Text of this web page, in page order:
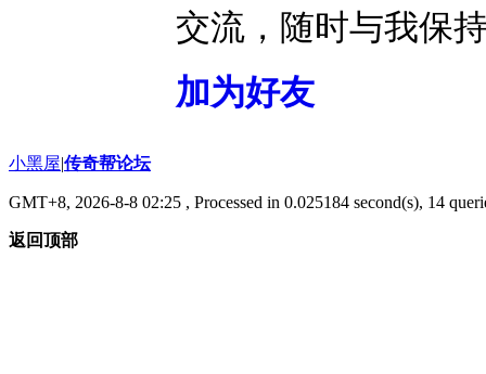
交流，随时与我保
加为好友
小黑屋|传奇帮论坛
GMT+8, 2026-8-8 02:25 , Processed in 0.025184 second(s), 14
返回顶部